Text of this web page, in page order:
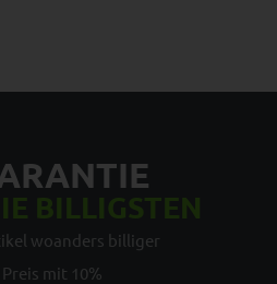
BILLIGSTEN
woanders billiger
mit 10%